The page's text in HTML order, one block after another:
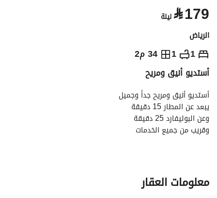
⃁179 ليلة
الرياض
1
1 34 م2 ⃁
179 يومياً
السياحة الاماكن القريبةأستديو أنيق ومريح
أستديو أنيق ومريح جداً وجميل
يبعد عن المطار 15 دقيقة
وعن البوليفارد 25 دقيقة
وقريب من جميع الخدمات
معلومات العقار